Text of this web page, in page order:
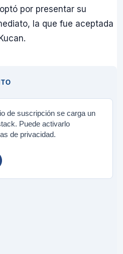
por presentar su
la que fue aceptada
de suscripción se carga un
Puede activarlo
de privacidad.